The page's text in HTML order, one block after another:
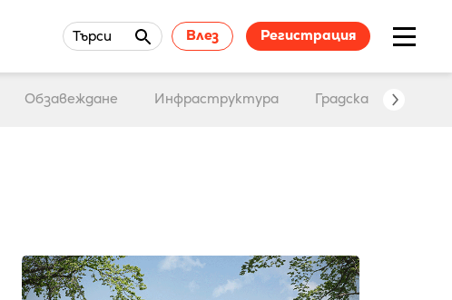
Търси Влез Регистрация
Обзавеждане Инфраструктура Градска среда